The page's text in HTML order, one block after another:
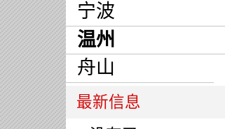
宁波
温州
舟山
最新信息